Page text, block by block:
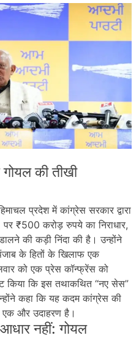
की तीखी
प्रदेश में कांग्रेस सरकार द्वारा
₹500 करोड़ रुपये का निराधार,
की कड़ी निंदा की है। उन्होंने
के हितों के खिलाफ एक
को एक प्रेस कॉन्फ्रेंस को
किया कि इस तथाकथित “नए सेस”
कहा कि यह कदम कांग्रेस की
एक और उदाहरण है।
नहीं: गोयल